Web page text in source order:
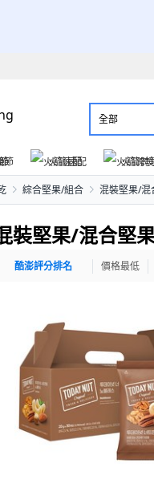
全部
節
火箭速配 火箭跨
綜合堅果/組合 混裝堅果/混
裝堅果/混合堅
酷澎評分排名 價格最低